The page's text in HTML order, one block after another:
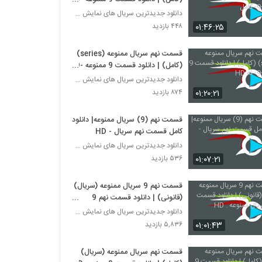
۰۱:۴۶:۲۵
کامل
دانلود جدیدترین سریال های نمایش خانگی
۴۴۸ بازدید
۰۱:۲۰:۲۱
قسمت نهم سریال ممنوعه (series)
(کامل) | دانلود قسمت 9 ممنوعه -9-
نه HD
دانلود جدیدترین سریال های نمایش خانگی
۸۷۴ بازدید
۰۱:۰۷:۲۱
قسمت نهم (9) سریال ممنوعه| دانلود
کامل قسمت نهم سریال - HD
دانلود جدیدترین سریال های نمایش خانگی
۵۳۶ بازدید
۰۱:۰۱:۴۳
قسمت نهم 9 سریال ممنوعه (سریال)
(قانونی) | دانلود قسمت نهم 9
سریال ممنوعه . HD
دانلود جدیدترین سریال های نمایش خانگی
۵,۸۳۶ بازدید
قسمت نهم سریال ممنوعه (سریال)